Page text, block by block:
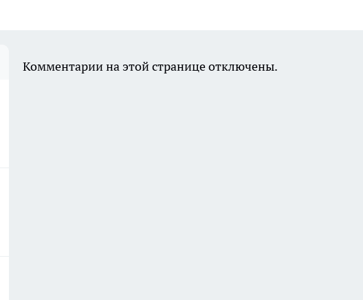
Комментарии на этой странице отключены.